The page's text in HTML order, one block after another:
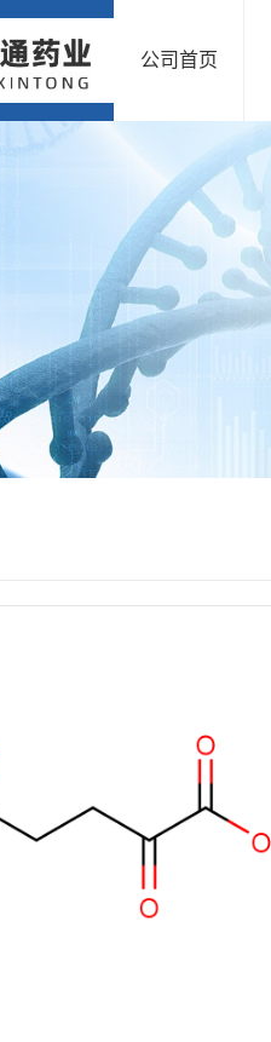
公司首页